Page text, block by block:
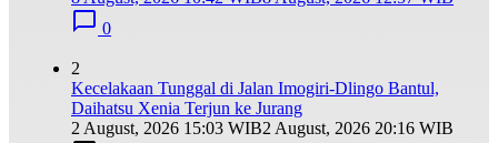
0
2
Kecelakaan Tunggal di Jalan Imogiri-Dlingo Bantul,
Daihatsu Xenia Terjun ke Jurang
2 August, 2026 15:03 WIB2 August, 2026 20:16 WIB